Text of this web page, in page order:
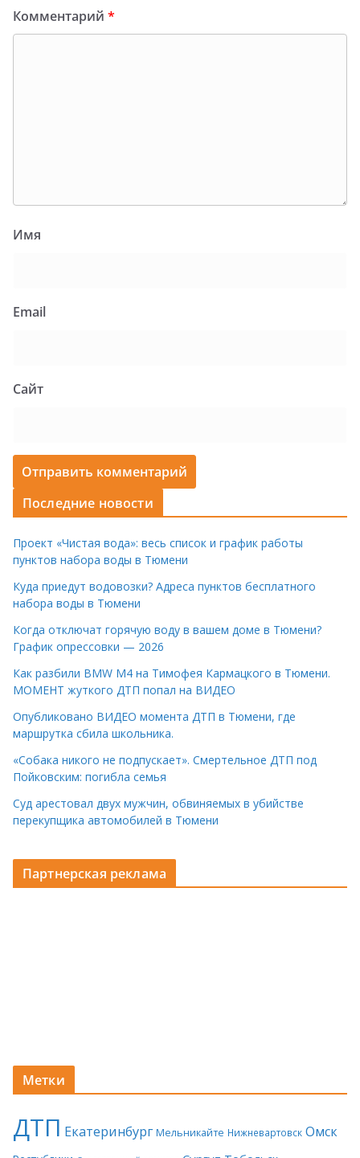
Комментарий *
Имя
Email
Сайт
Последние новости
Проект «Чистая вода»: весь список и график работы
пунктов набора воды в Тюмени
Куда приедут водовозки? Адреса пунктов бесплатного
набора воды в Тюмени
Когда отключат горячую воду в вашем доме в Тюмени?
График опрессовки — 2026
Как разбили BMW M4 на Тимофея Кармацкого в Тюмени.
МОМЕНТ жуткого ДТП попал на ВИДЕО
Опубликовано ВИДЕО момента ДТП в Тюмени, где
маршрутка сбила школьника.
«Собака никого не подпускает». Смертельное ДТП под
Пойковским: погибла семья
Суд арестовал двух мужчин, обвиняемых в убийстве
перекупщика автомобилей в Тюмени
Партнерская реклама
Метки
ДТП Екатеринбург Мельникайте Нижневартовск Омск